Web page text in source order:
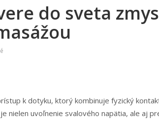
do sveta
k dotyku, ktorý kombinuje fyzický
nielen uvoľnenie svalového napätia, ale aj